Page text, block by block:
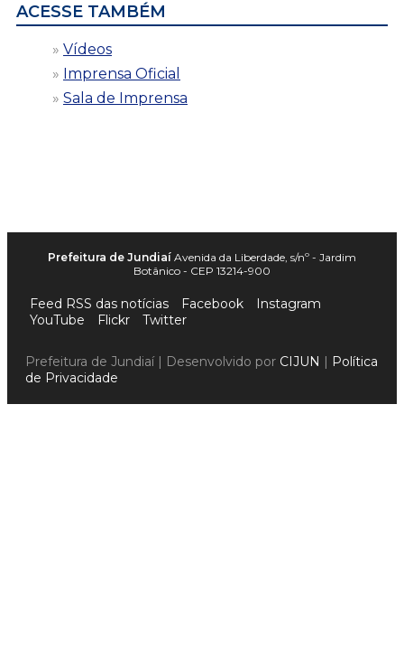
ACESSE TAMBÉM
Vídeos
Imprensa Oficial
Sala de Imprensa
Prefeitura de Jundiaí Avenida da Liberdade, s/nº - Jardim
Botânico - CEP 13214-900
Feed RSS das notícias Facebook
Instagram
YouTube
Flickr Twitter
Prefeitura de Jundiaí | Desenvolvido por CIJUN | Política
de Privacidade